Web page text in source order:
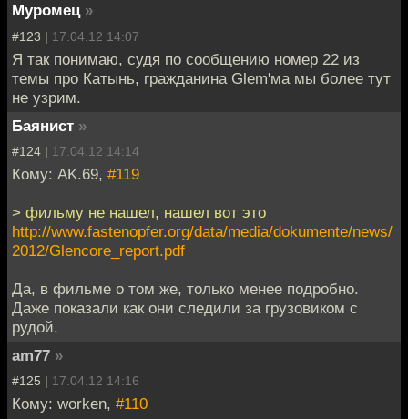
Муромец »
#123 | 17.04.12 14:07
Я так понимаю, судя по сообщению номер 22 из
темы про Катынь, гражданина Glem'ма мы более тут
не узрим.
Баянист »
#124 | 17.04.12 14:14
Кому: AK.69, #119
> фильму не нашел, нашел вот это
http://www.fastenopfer.org/data/media/dokumente/news/
2012/Glencore_report.pdf
Да, в фильме о том же, только менее подробно.
Даже показали как они следили за грузовиком с
рудой.
am77 »
#125 | 17.04.12 14:16
Кому: worken, #110